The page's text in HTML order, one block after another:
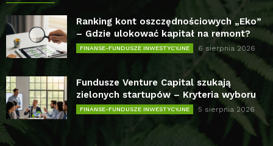
Ranking kont oszczędnościowych „Eko”
– Gdzie ulokować kapitał na remont?
FINANSE-FUNDUSZE INWESTYCYJNE 6 sierpnia 2026
Fundusze Venture Capital szukają
zielonych startupów – Kryteria wyboru
FINANSE-FUNDUSZE INWESTYCYJNE 5 sierpnia 2026